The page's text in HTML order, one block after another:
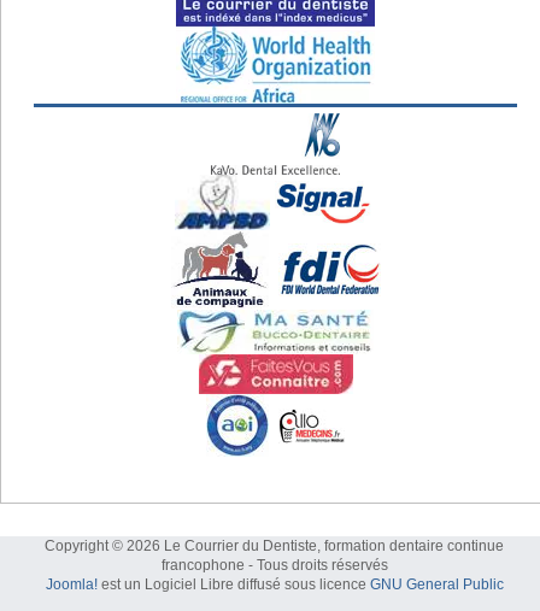
Copyright © 2026 Le Courrier du Dentiste, formation dentaire continue
francophone - Tous droits réservés
Joomla!est un Logiciel Libre diffusé sous licence GNU General Public